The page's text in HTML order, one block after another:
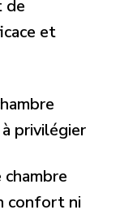
de
et
privilégier
confort ni